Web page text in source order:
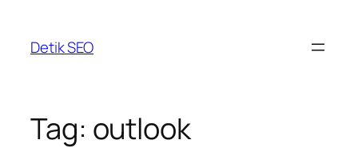
content
Detik SEO
Tag: outlook